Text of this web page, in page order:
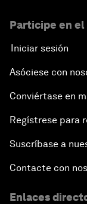
Participe en el
Iniciar sesión
Asóciese con
Conviértase en
Regístrese para
Suscríbase a
Contacte con
Enlaces